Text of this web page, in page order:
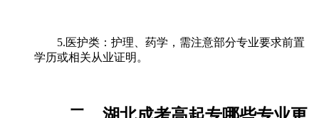
5.医护类：护理、药学，需注意部分专业要求前置
学历或相关从业证明。